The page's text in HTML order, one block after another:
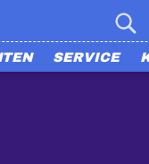
SERVICE